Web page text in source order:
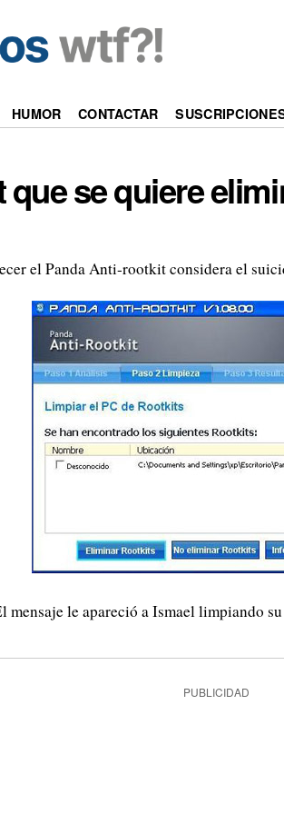
HUMOR CONTACTAR
se quiere
el Panda Anti-rootkit considera el
mensaje le apareció a Ismael limpiando
PUBLICIDAD